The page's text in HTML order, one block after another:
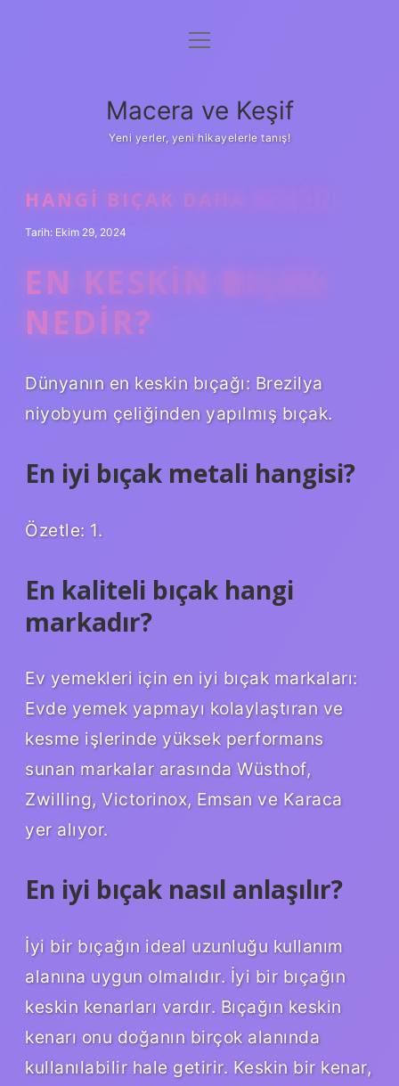
Anasayfa
Yasal Uyarı
menüyü
Macera ve Keşif
Yeni yerler, yeni hikayelerle tanış!
HANGI BIÇAK DAHA KESKIN
Tarih: Ekim 29, 2024
EN KESKIN BIÇAK
NEDIR?
Dünyanın en keskin bıçağı: Brezilya
niyobyum çeliğinden yapılmış bıçak.
En iyi bıçak metali hangisi?
Özetle: 1.
En kaliteli bıçak hangi
markadır?
Ev yemekleri için en iyi bıçak markaları:
Evde yemek yapmayı kolaylaştıran ve
kesme işlerinde yüksek performans
sunan markalar arasında Wüsthof,
Zwilling, Victorinox, Emsan ve Karaca
yer alıyor.
En iyi bıçak nasıl anlaşılır?
İyi bir bıçağın ideal uzunluğu kullanım
alanına uygun olmalıdır. İyi bir bıçağın
keskin kenarları vardır. Bıçağın keskin
kenarı onu doğanın birçok alanında
kullanılabilir hale getirir. Keskin bir kenar,